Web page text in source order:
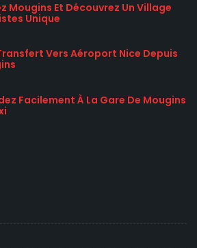
Mougins Et Découvrez Un Village
Unique
Vers Aéroport Nice Depuis
Facilement À La Gare De Mougins